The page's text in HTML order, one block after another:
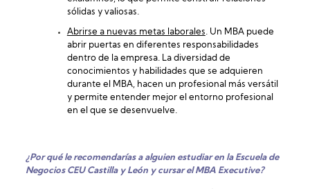
sólidas y valiosas.
Abrirse a nuevas metas laborales. Un MBA puede
abrir puertas en diferentes responsabilidades
dentro de la empresa. La diversidad de
conocimientos y habilidades que se adquieren
durante el MBA, hacen un profesional más versátil
y permite entender mejor el entorno profesional
en el que se desenvuelve.
¿Por qué le recomendarías a alguien estudiar en la Escuela de
Negocios CEU Castilla y León y cursar el MBA Executive?